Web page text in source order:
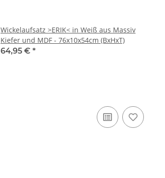
Wickelaufsatz >ERIK< in Weiß aus Massiv
Kiefer und MDF - 76x10x54cm (BxHxT)
64,95 € *